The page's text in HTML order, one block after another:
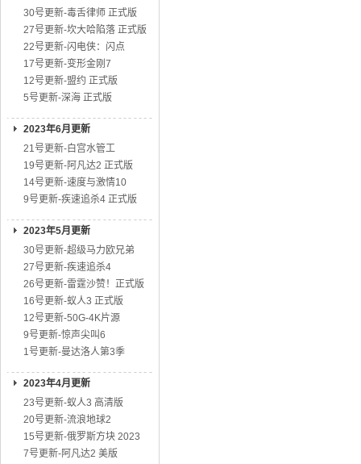
30号更新-毒舌律师 正式版
27号更新-坎大哈陷落 正式版
22号更新-闪电侠：闪点
17号更新-变形金刚7
12号更新-盟约 正式版
5号更新-深海 正式版
2023年6月更新
21号更新-白宫水管工
19号更新-阿凡达2 正式版
14号更新-速度与激情10
9号更新-疾速追杀4 正式版
2023年5月更新
30号更新-超级马力欧兄弟
27号更新-疾速追杀4
26号更新-雷霆沙赞！正式版
16号更新-蚁人3 正式版
12号更新-50G-4K片源
9号更新-惊声尖叫6
1号更新-曼达洛人第3季
2023年4月更新
23号更新-蚁人3 高清版
20号更新-流浪地球2
15号更新-俄罗斯方块 2023
7号更新-阿凡达2 美版